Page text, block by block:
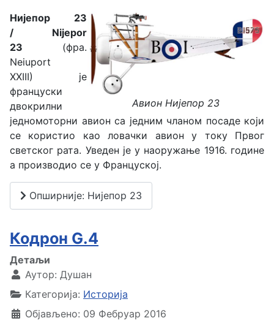
Авион Нијепор 23
Нијепор 23
/ Nijepor
23 (фра.
Neiuport
XXIII) је
француски
двокрилни
једномоторни авион са једним чланом посаде који
се користио као ловачки авион у току Првог
светског рата. Уведен је у наоружање 1916. године
а производио се у Француској.
Опширније: Нијепор 23
Кодрон G.4
Детаљи
Аутор: Душан
Категорија: Историја
Објављено: 09 Фебруар 2016